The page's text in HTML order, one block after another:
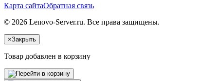
Карта сайтаОбратная связь
© 2026 Lenovo-Server.ru. Все права защищены.
×Закрыть
Товар добавлен в корзину